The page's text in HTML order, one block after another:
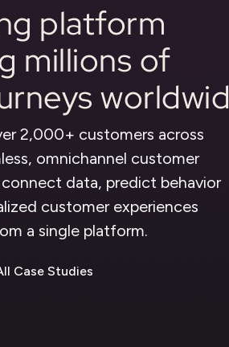
platform
millions of
2,000+ customers across
omnichannel customer
data, predict behavior
customer experiences
a single platform.
Case Studies